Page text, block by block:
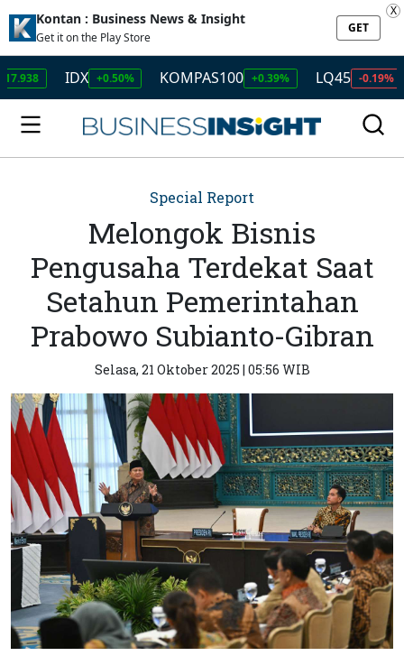
Kontan : Business News & Insight
Get it on the Play Store
GET
X
IDX +0.50% KOMPAS100 +0.39% LQ45 -0.19% ISSI
Special Report
Melongok Bisnis
Pengusaha Terdekat Saat
Setahun Pemerintahan
Prabowo Subianto-Gibran
Selasa, 21 Oktober 2025 | 05:56 WIB